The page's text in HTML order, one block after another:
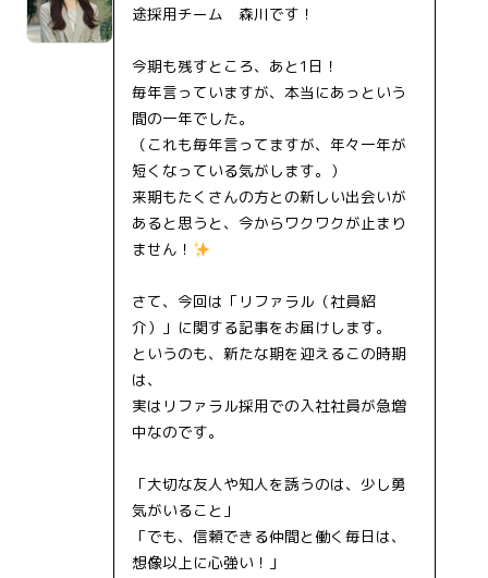
途採用チーム 森川です！
今期も残すところ、あと1日！
毎年言っていますが、本当にあっという
間の一年でした。
（これも毎年言ってますが、年々一年が
短くなっている気がします。）
来期もたくさんの方との新しい出会いが
あると思うと、今からワクワクが止まり
ません！
さて、今回は「リファラル（社員紹
介）」に関する記事をお届けします。
というのも、新たな期を迎えるこの時期
は、
実はリファラル採用での入社社員が急増
中なのです。
「大切な友人や知人を誘うのは、少し勇
気がいること」
「でも、信頼できる仲間と働く毎日は、
想像以上に心強い！」